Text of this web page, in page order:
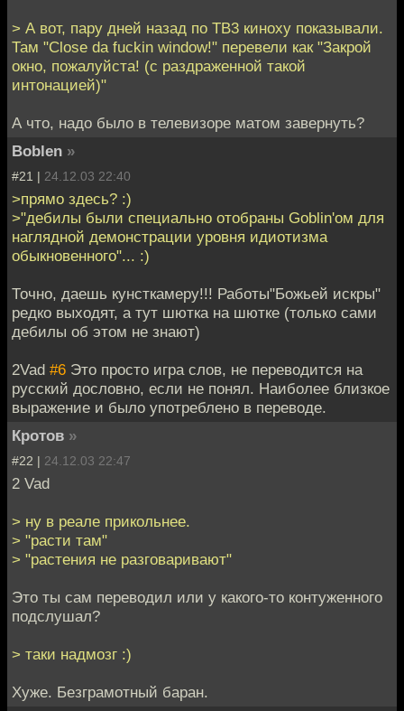
> А вот, пару дней назад по ТВ3 киноху показывали.
Там "Close da fuckin window!" перевели как "Закрой
окно, пожалуйста! (с раздраженной такой
интонацией)"
А что, надо было в телевизоре матом завернуть?
Boblen »
#21 | 24.12.03 22:40
>прямо здесь? :)
>"дебилы были специально отобраны Goblin'ом для
наглядной демонстрации уровня идиотизма
обыкновенного"... :)
Точно, даешь кунсткамеру!!! Работы"Божьей искры"
редко выходят, а тут шютка на шютке (только сами
дебилы об этом не знают)
2Vad #6 Это просто игра слов, не переводится на
русский дословно, если не понял. Наиболее близкое
выражение и было употреблено в переводе.
Кротов »
#22 | 24.12.03 22:47
2 Vad
> ну в реале прикольнее.
> "расти там"
> "растения не разговаривают"
Это ты сам переводил или у какого-то контуженного
подслушал?
> таки надмозг :)
Хуже. Безграмотный баран.